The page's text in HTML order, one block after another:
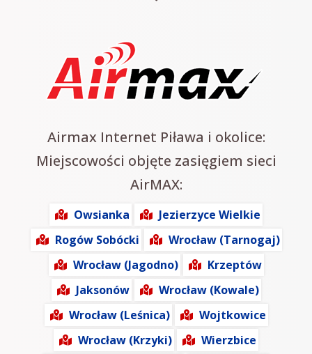
Airmax Internet Piława i okolice:
Miejscowości objęte zasięgiem sieci
AirMAX:
Owsianka
Jezierzyce Wielkie
Rogów Sobócki
Wrocław (Tarnogaj)
Wrocław (Jagodno)
Krzeptów
Jaksonów
Wrocław (Kowale)
Wrocław (Leśnica)
Wojtkowice
Wrocław (Krzyki)
Wierzbice